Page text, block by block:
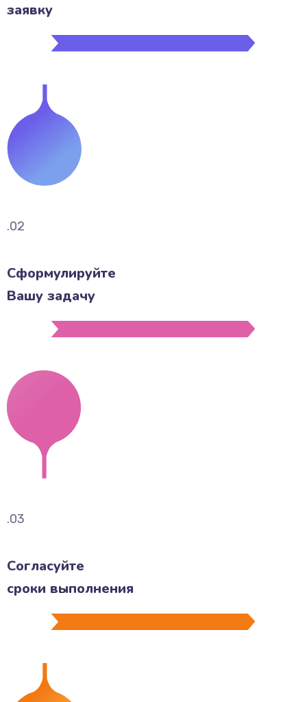
заявку
.02
Сформулируйте
Вашу задачу
.03
Согласуйте
сроки выполнения